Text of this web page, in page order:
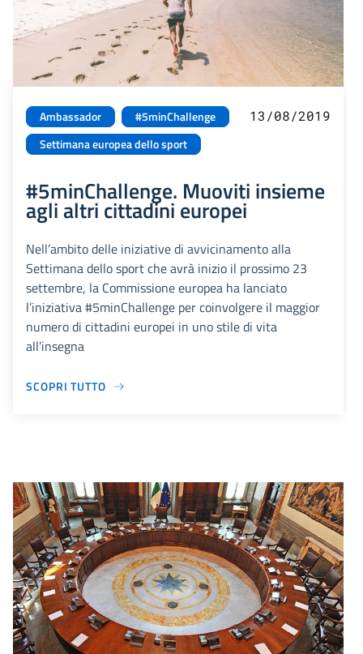
Ambassador
#5minChallenge
Settimana europea dello sport
13/08/2019
#5minChallenge. Muoviti insieme
agli altri cittadini europei
Nell’ambito delle iniziative di avvicinamento alla
Settimana dello sport che avrà inizio il prossimo 23
settembre, la Commissione europea ha lanciato
l’iniziativa #5minChallenge per coinvolgere il maggior
numero di cittadini europei in uno stile di vita
all’insegna
SCOPRI TUTTO